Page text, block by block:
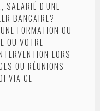
SALARIÉ D'UNE
BANCAIRE?
FORMATION OU
OU VOTRE
LORS
OU RÉUNIONS
VIA CE